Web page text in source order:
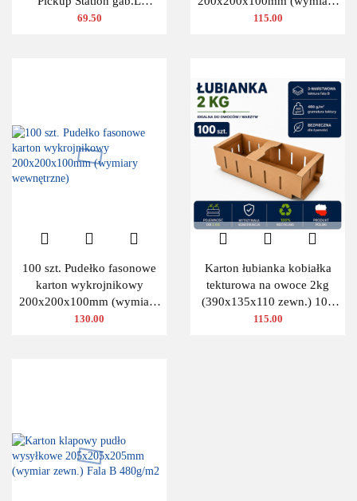
480g/m2 3W 10 szt.
69.50
wewnętrzne)
115.00
100 szt. Pudełko fasonowe
karton wykrojnikowy
200x200x100mm (wymiary
wewnętrzne)
130.00
Karton łubianka kobiałka
tekturowa na owoce 2kg
(390x135x110 zewn.) 100
szt.
115.00